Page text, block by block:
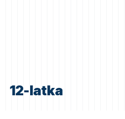
12-latka